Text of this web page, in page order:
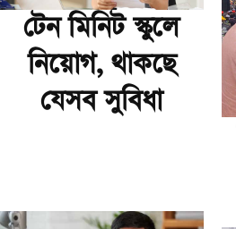
টেন মিনিট স্কুলে
নিয়োগ, থাকছে
যেসব সুবিধা